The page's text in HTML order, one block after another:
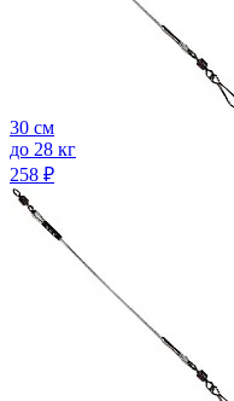
30 см
до 28 кг
258 ₽